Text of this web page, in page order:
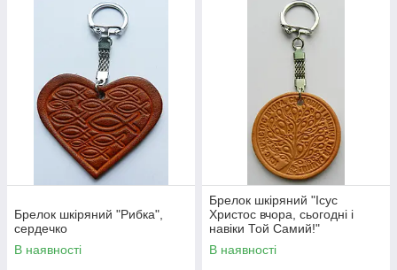
Брелок шкіряний "Рибка",
сердечко
В наявності
Брелок шкіряний "Ісус
Христос вчора, сьогодні і
навіки Той Самий!"
В наявності